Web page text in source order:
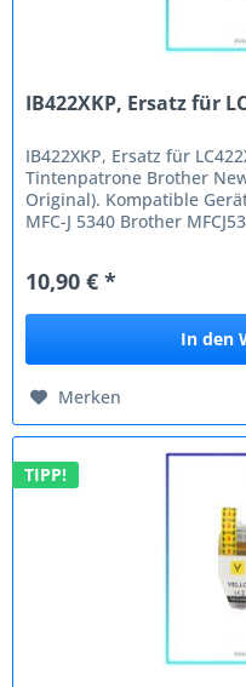
IB422XKP, Ersatz für
IB422XKP, Ersatz für
Tintenpatrone Brother
Original). Kompatible
MFC-J 5340 Brother
10,90 € *
In den
Merken
TIPP!